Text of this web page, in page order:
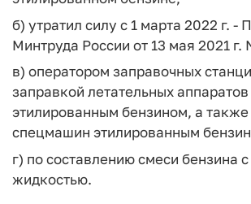
б) утратил силу с 1 марта 2022 г. -
Минтруда России от 13 мая 2021 г.
в) оператором заправочных
заправкой летательных аппаратов
этилированным бензином, а
спецмашин этилированным
г) по составлению смеси бензина
жидкостью.